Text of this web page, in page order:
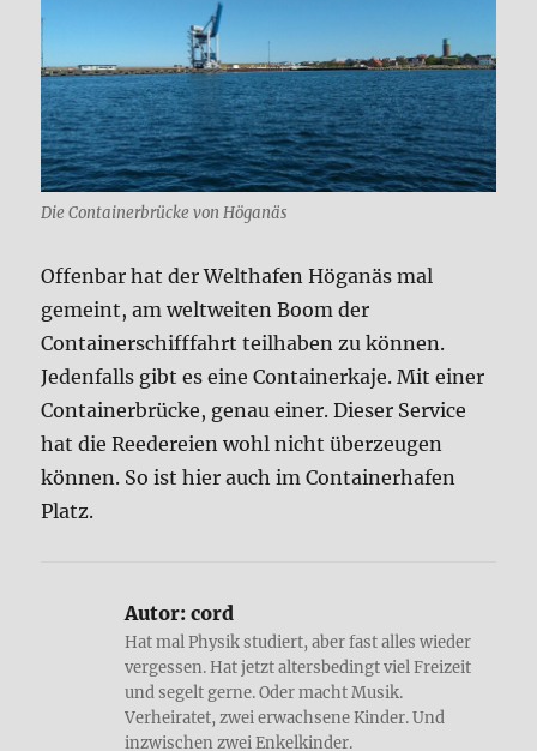
Die Containerbrücke von Höganäs
Offenbar hat der Welthafen Höganäs mal
gemeint, am weltweiten Boom der
Containerschifffahrt teilhaben zu können.
Jedenfalls gibt es eine Containerkaje. Mit einer
Containerbrücke, genau einer. Dieser Service
hat die Reedereien wohl nicht überzeugen
können. So ist hier auch im Containerhafen
Platz.
Autor: cord
Hat mal Physik studiert, aber fast alles wieder
vergessen. Hat jetzt altersbedingt viel Freizeit
und segelt gerne. Oder macht Musik.
Verheiratet, zwei erwachsene Kinder. Und
inzwischen zwei Enkelkinder.